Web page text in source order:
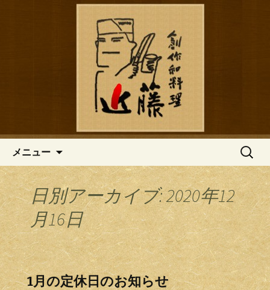
鎌倉の創作和食「近藤」のブロ
鎌倉の創作和食「近藤」のブログ
メニュー
検
日別アーカイブ: 2020年12
月16日
1月の定休日のお知らせ